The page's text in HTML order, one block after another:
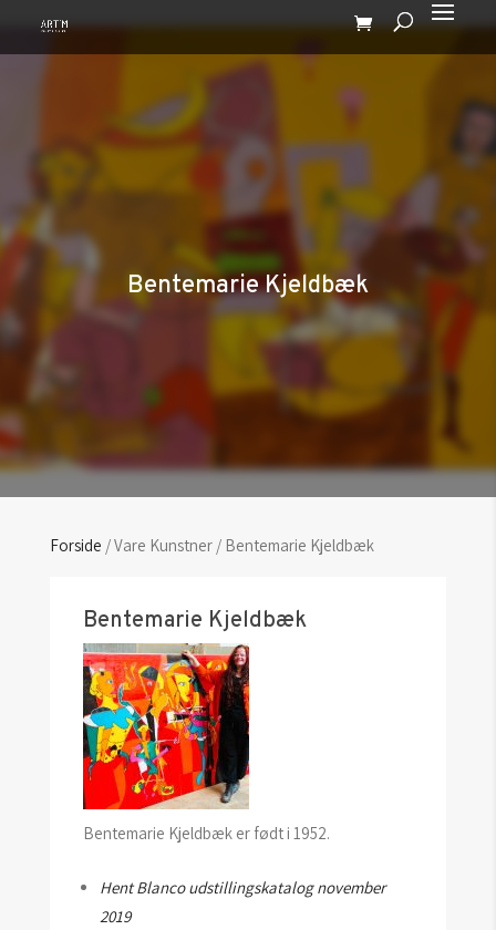
Bentemarie Kjeldbæk
Forside / Vare Kunstner / Bentemarie Kjeldbæk
Bentemarie Kjeldbæk
Bentemarie Kjeldbæk er født i 1952.
Hent Blanco udstillingskatalog november
2019